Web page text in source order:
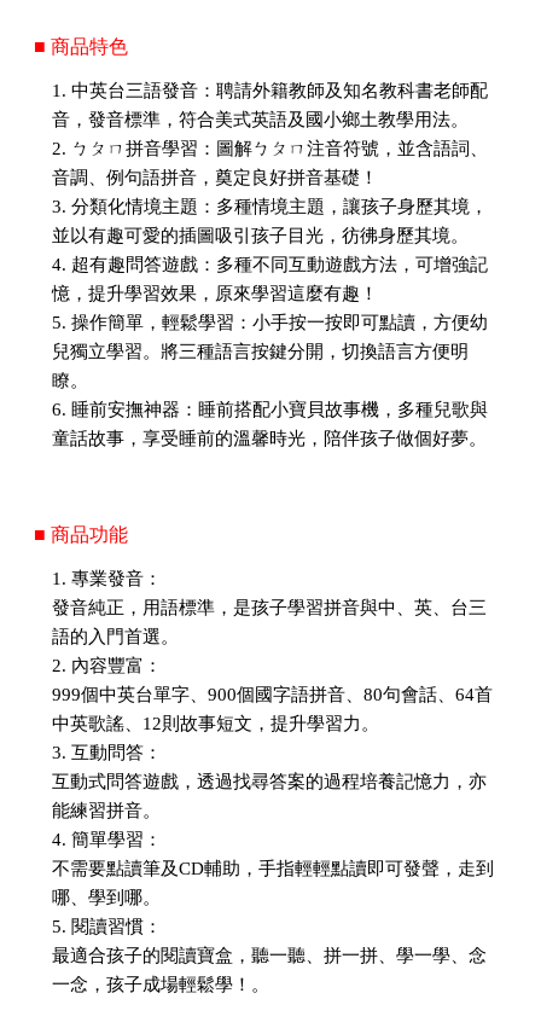
■ 商品特色
1. 中英台三語發音：聘請外籍教師及知名教科書老師配
音，發音標準，符合美式英語及國小鄉土教學用法。
2. ㄅㄆㄇ拼音學習：圖解ㄅㄆㄇ注音符號，並含語詞、
音調、例句語拼音，奠定良好拼音基礎！
3. 分類化情境主題：多種情境主題，讓孩子身歷其境，
並以有趣可愛的插圖吸引孩子目光，彷彿身歷其境。
4. 超有趣問答遊戲：多種不同互動遊戲方法，可增強記
憶，提升學習效果，原來學習這麼有趣！
5. 操作簡單，輕鬆學習：小手按一按即可點讀，方便幼
兒獨立學習。將三種語言按鍵分開，切換語言方便明
瞭。
6. 睡前安撫神器：睡前搭配小寶貝故事機，多種兒歌與
童話故事，享受睡前的溫馨時光，陪伴孩子做個好夢。
■ 商品功能
1. 專業發音：
發音純正，用語標準，是孩子學習拼音與中、英、台三
語的入門首選。
2. 內容豐富：
999個中英台單字、900個國字語拼音、80句會話、64首
中英歌謠、12則故事短文，提升學習力。
3. 互動問答：
互動式問答遊戲，透過找尋答案的過程培養記憶力，亦
能練習拼音。
4. 簡單學習：
不需要點讀筆及CD輔助，手指輕輕點讀即可發聲，走到
哪、學到哪。
5. 閱讀習慣：
最適合孩子的閱讀寶盒，聽一聽、拼一拼、學一學、念
一念，孩子成場輕鬆學！。